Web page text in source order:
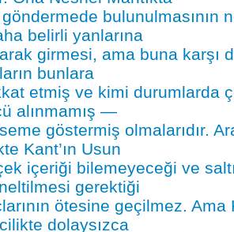
göndermede bulunulmasının
belirli yanlarına
girmesi, ama buna karşı
bunlara
etmiş ve kimi durumlarda
alınmamış —
göstermiş olmalarıdır.
Kant’ın Usun
içeriği bilemeyeceği ve
gerektiği
ötesine geçilmez. Ama
dolaysızca